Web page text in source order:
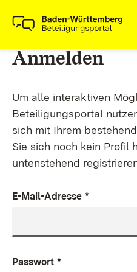
Anmelden
Um alle interaktiven
Beteiligungsportal
sich mit Ihrem
Sie sich noch kein Profil
untenstehend
E-Mail-Adresse *
Passwort *